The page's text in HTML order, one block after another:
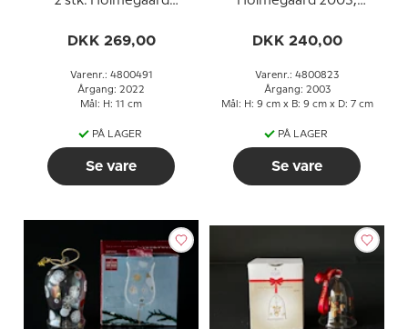
DKK 269,00
Varenr.: 4800491
Årgang: 2022
Mål: H: 11 cm
PÅ LAGER
Se vare
DKK 240,00
Varenr.: 4800823
Årgang: 2003
Mål: H: 9 cm x B: 9 cm x D: 7 cm
PÅ LAGER
Se vare